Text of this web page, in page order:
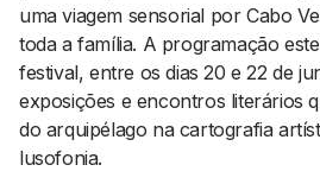
uma viagem sensorial por Cabo
toda a família. A programação
festival, entre os dias 20 e 22 de
exposições e encontros literários
do arquipélago na cartografia
lusofonia.